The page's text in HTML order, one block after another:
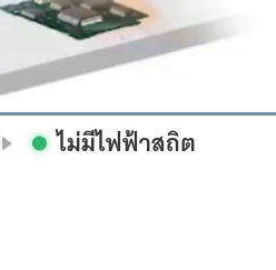
ไม่มีไฟฟ้าสถิต
Loaded:
100.00%
1xPlayback
Rate